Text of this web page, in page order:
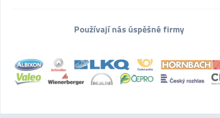
Používají nás úspěšné firmy